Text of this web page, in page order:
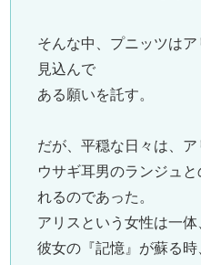
そんな中、プニッツは
見込んで
ある願いを託す。
だが、平穏な日々は、
ウサギ耳男のランジュ
れるのであった。
アリスという女性は一体
彼女の『記憶』が蘇る